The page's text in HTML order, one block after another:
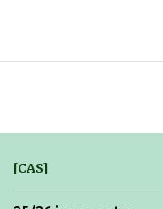
[CAS]